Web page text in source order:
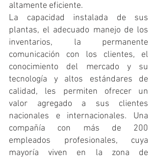
altamente eficiente.
La capacidad instalada de sus
plantas, el adecuado manejo de los
inventarios, la permanente
comunicación con los clientes, el
conocimiento del mercado y su
tecnología y altos estándares de
calidad, les permiten ofrecer un
valor agregado a sus clientes
nacionales e internacionales. Una
compañía con más de 200
empleados profesionales, cuya
mayoría viven en la zona de